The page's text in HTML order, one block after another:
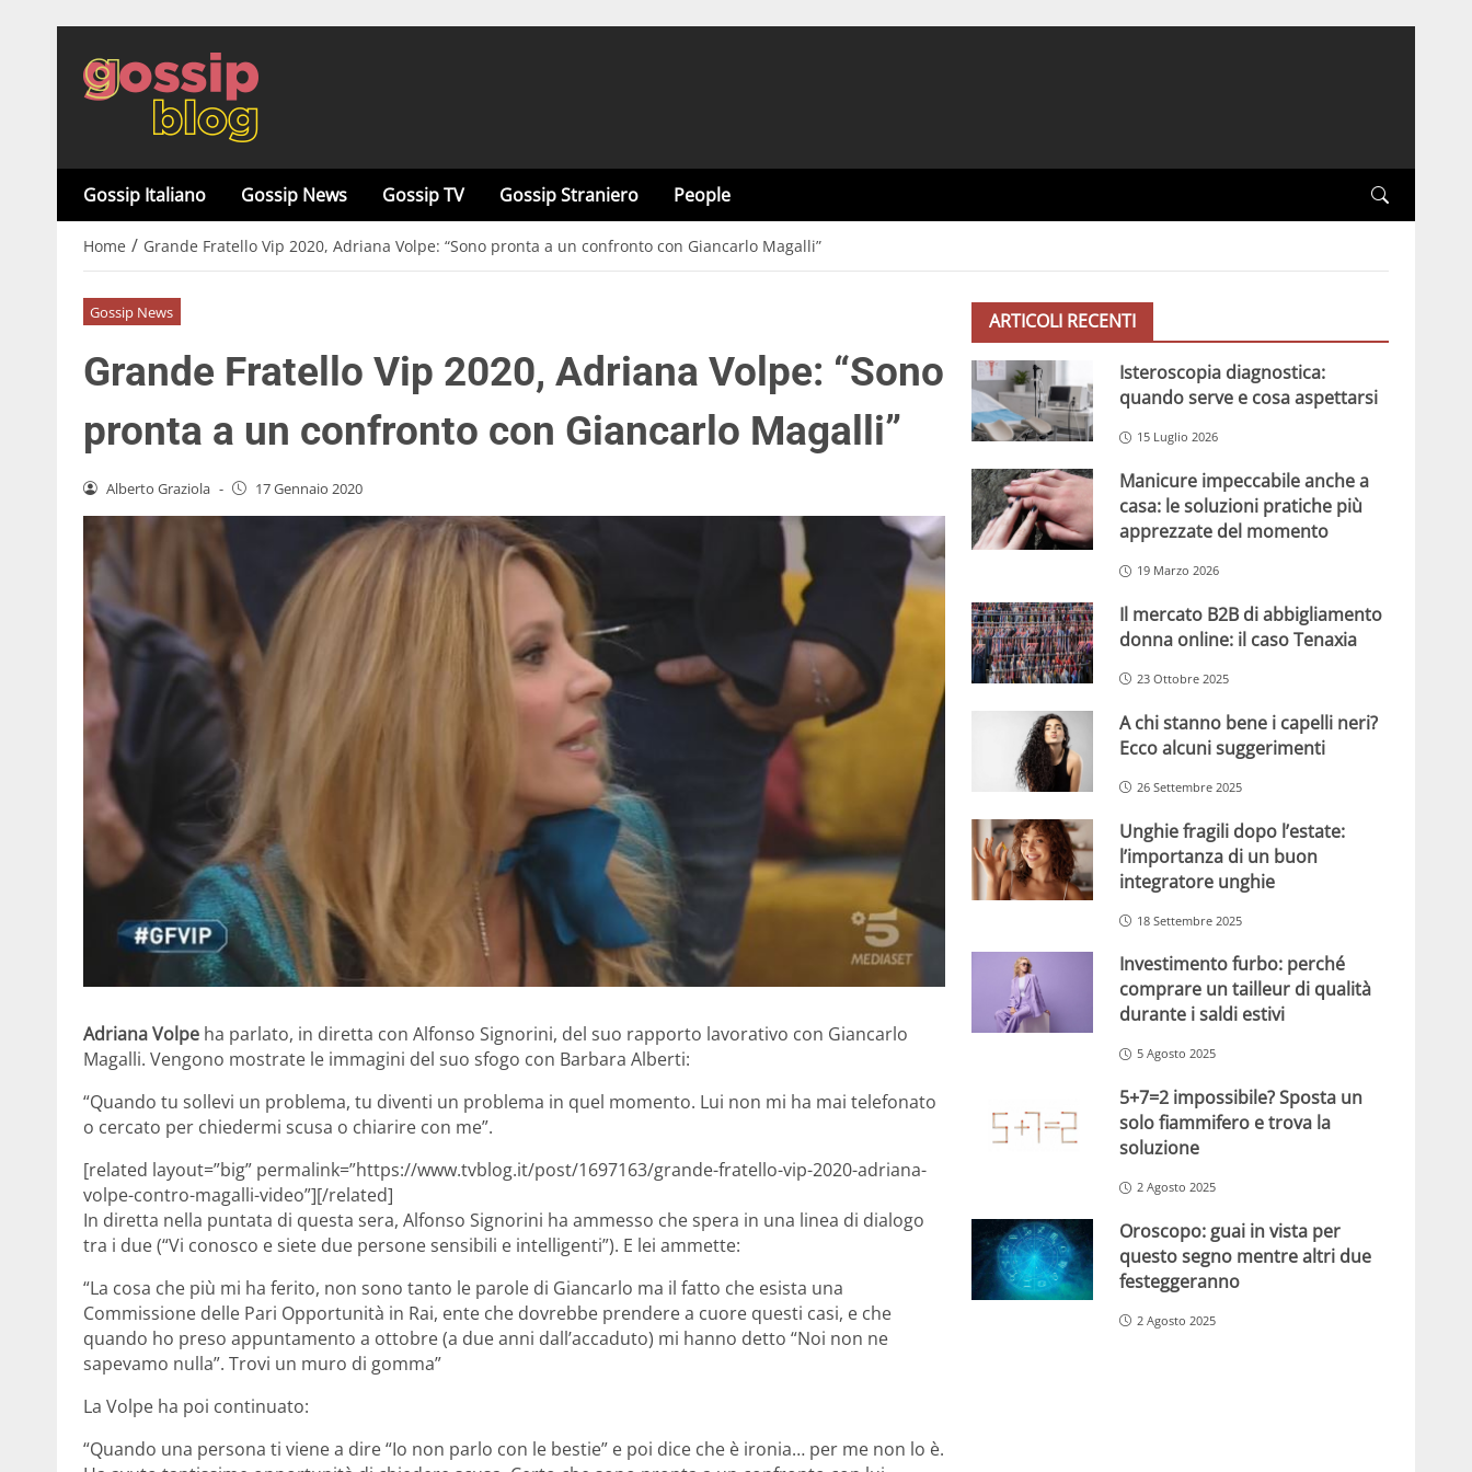
Gossip Italiano Gossip News Gossip TV Gossip Straniero People
Home / Grande Fratello Vip 2020, Adriana Volpe: “Sono pronta a un confronto con Giancarlo Magalli”
Gossip News
Grande Fratello Vip 2020, Adriana Volpe: “Sono
pronta a un confronto con Giancarlo Magalli”
Alberto Graziola - 17 Gennaio 2020
Adriana Volpe ha parlato, in diretta con Alfonso Signorini, del suo rapporto lavorativo con Giancarlo
Magalli. Vengono mostrate le immagini del suo sfogo con Barbara Alberti:
“Quando tu sollevi un problema, tu diventi un problema in quel momento. Lui non mi ha mai telefonato
o cercato per chiedermi scusa o chiarire con me”.
[related layout=”big” permalink=”https://www.tvblog.it/post/1697163/grande-fratello-vip-2020-adriana-
volpe-contro-magalli-video”][/related]
In diretta nella puntata di questa sera, Alfonso Signorini ha ammesso che spera in una linea di dialogo
tra i due (“Vi conosco e siete due persone sensibili e intelligenti”). E lei ammette:
“La cosa che più mi ha ferito, non sono tanto le parole di Giancarlo ma il fatto che esista una
Commissione delle Pari Opportunità in Rai, ente che dovrebbe prendere a cuore questi casi, e che
quando ho preso appuntamento a ottobre (a due anni dall’accaduto) mi hanno detto “Noi non ne
sapevamo nulla”. Trovi un muro di gomma”
La Volpe ha poi continuato:
“Quando una persona ti viene a dire “Io non parlo con le bestie” e poi dice che è ironia… per me non lo è.
ARTICOLI RECENTI
Isteroscopia diagnostica:
quando serve e cosa aspettarsi
15 Luglio 2026
Manicure impeccabile anche a
casa: le soluzioni pratiche più
apprezzate del momento
19 Marzo 2026
Il mercato B2B di abbigliamento
donna online: il caso Tenaxia
23 Ottobre 2025
A chi stanno bene i capelli neri?
Ecco alcuni suggerimenti
26 Settembre 2025
Unghie fragili dopo l’estate:
l’importanza di un buon
integratore unghie
18 Settembre 2025
Investimento furbo: perché
comprare un tailleur di qualità
durante i saldi estivi
5 Agosto 2025
5+7=2 impossibile? Sposta un
solo fiammifero e trova la
soluzione
2 Agosto 2025
Oroscopo: guai in vista per
questo segno mentre altri due
festeggeranno
2 Agosto 2025